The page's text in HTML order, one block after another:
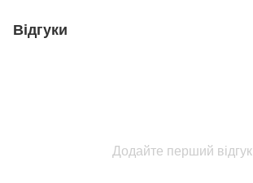
Відгуки
Додайте перший відгук